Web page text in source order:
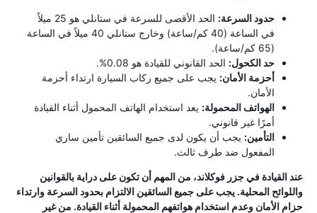
حدود السرعة:
الحد الأقصى للسرعة في ستانلي هو 25 ميلاً
في الساعة (40 كم/ساعة) وخارج ستانلي 40 ميلاً في الساعة
(65 كم/ساعة).
حد الكحول: الحد القانوني للقيادة هو 0.08%.
أحزمة الأمان: يجب على جميع ركاب السيارة ارتداء أحزمة
الأمان.
الهواتف المحمولة: يعد استخدام الهاتف المحمول أثناء القيادة
أمرًا غير قانوني.
التأمين: يجب أن يكون لدى جميع السائقين تأمين ساري
المفعول ضد طرف ثالث.
عند القيادة في جزر فوكلاند، من المهم أن تكون على دراية بالقوانين
واللوائح المحلية. يجب على جميع السائقين الالتزام بحدود السرعة وارتداء
حزام الأمان وعدم استخدام هواتفهم المحمولة أثناء القيادة. من غير